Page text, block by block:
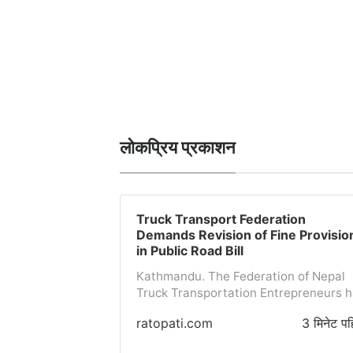
लोकप्रिय प्रकाशन
Truck Transport Federation
Demands Revision of Fine
in Public Road Bill
Kathmandu. The Federation of Nepal
Truck Transportation Entrepreneurs
the 'Bill to Manage Public Roads'
ratopati.com 3 मिनेट